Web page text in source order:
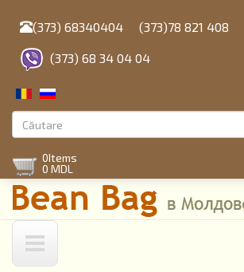
principal
(373) 68340404 (373)78 821 408
(373) 68 34 04 04
Formular
de
căutare
0Items
0 MDL